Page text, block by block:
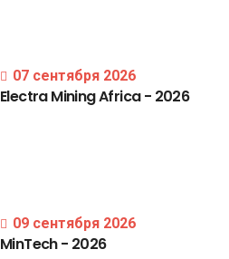
07 сентября 2026
ElectraMiningAfrica- 2026
09 сентября 2026
MinTech- 2026